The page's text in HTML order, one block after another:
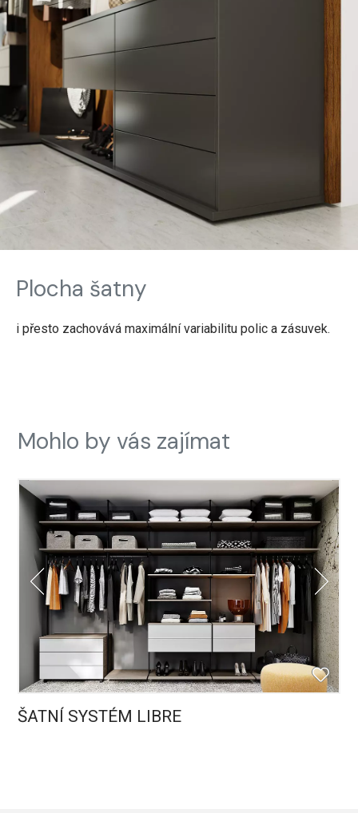
Plocha šatny
i přesto zachovává maximální variabilitu polic a zásuvek.
Mohlo by vás zajímat
ŠATNÍ SYSTÉM LIBRE